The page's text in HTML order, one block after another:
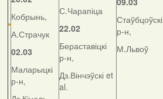
Кобрынь,
А.Страчук
02.03
Маларыцкі
р-н,
С.Чарапіца
22.02
Бераставіцкі
р-н,
Дз.Вінчэўскі et
al.
Стаўбцоўскі
р-н,
М.Львоў